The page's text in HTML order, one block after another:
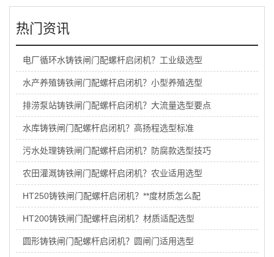
热门资讯
电厂循环水铸铁闸门配螺杆启闭机？工业级选型
水产养殖铸铁闸门配螺杆启闭机？小型养殖选型
排涝泵站铸铁闸门配螺杆启闭机？大流量选型要点
水库铸铁闸门配螺杆启闭机？高扬程选型标准
污水处理铸铁闸门配螺杆启闭机？防腐款选型技巧
农田灌溉铸铁闸门配螺杆启闭机？农业适用选型
HT250铸铁闸门配螺杆启闭机？**度材质怎么配
HT200铸铁闸门配螺杆启闭机？材质适配选型
圆形铸铁闸门配螺杆启闭机？圆闸门适用选型